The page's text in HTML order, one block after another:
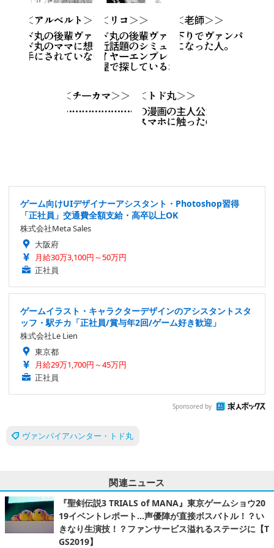
ゲーム向けUIデザイナーアシスタント・Photoshop習得
「正社員」交通費全額支給・高卒以上OK
株式会社Meta Sales
大阪府
月給30万3,100円～50万円
正社員
ゲームイラスト・キャラクターデザインのアシスタントスタ
ッフ・駅チカ「正社員/賞与年2回/ゲーム好き歓迎」
株式会社Le Lien
東京都
月給29万1,700円～45万円
正社員
Sponsored by
ヴァンパイアハンター・トド丸
関連ニュース
『聖剣伝説3 TRIALS of MANA』東京ゲームショウ20
19イベントレポート…声優陣が直接ボスバトル！？い
きなり生演技！？ファンサービス溢れるステージに【T
GS2019】